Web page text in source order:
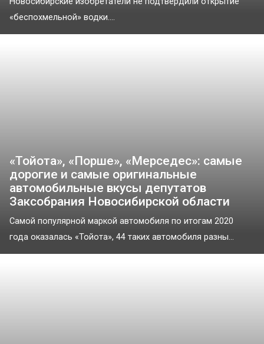
«беспохмельной» водки....
«Тойота», «Порше», «Мерседес»: самые
дорогие и самые оригинальные
автомобильные вкусы депутатов
Заксобрания Новосибирской области
Самой популярной маркой автомобиля по итогам 2020
года оказалась «Тойота», 44 таких автомобиля разны...